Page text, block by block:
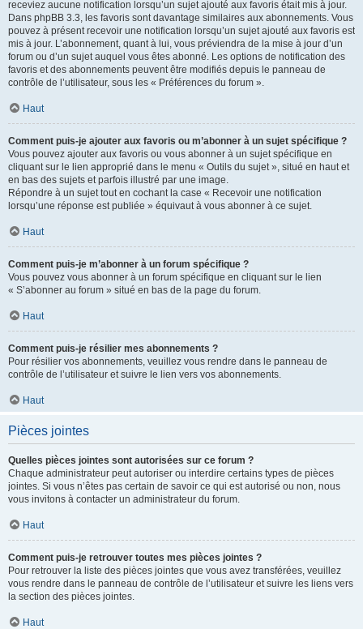
receviez aucune notification lorsqu’un sujet ajouté aux favoris était mis à jour.
Dans phpBB 3.3, les favoris sont davantage similaires aux abonnements. Vous
pouvez à présent recevoir une notification lorsqu’un sujet ajouté aux favoris est
mis à jour. L’abonnement, quant à lui, vous préviendra de la mise à jour d’un
forum ou d’un sujet auquel vous êtes abonné. Les options de notification des
favoris et des abonnements peuvent être modifiés depuis le panneau de
contrôle de l’utilisateur, sous les « Préférences du forum ».
Haut
Comment puis-je ajouter aux favoris ou m’abonner à un sujet spécifique ?
Vous pouvez ajouter aux favoris ou vous abonner à un sujet spécifique en
cliquant sur le lien approprié dans le menu « Outils du sujet », situé en haut et
en bas des sujets et parfois illustré par une image.
Répondre à un sujet tout en cochant la case « Recevoir une notification
lorsqu’une réponse est publiée » équivaut à vous abonner à ce sujet.
Haut
Comment puis-je m’abonner à un forum spécifique ?
Vous pouvez vous abonner à un forum spécifique en cliquant sur le lien
« S’abonner au forum » situé en bas de la page du forum.
Haut
Comment puis-je résilier mes abonnements ?
Pour résilier vos abonnements, veuillez vous rendre dans le panneau de
contrôle de l’utilisateur et suivre le lien vers vos abonnements.
Haut
Pièces jointes
Quelles pièces jointes sont autorisées sur ce forum ?
Chaque administrateur peut autoriser ou interdire certains types de pièces
jointes. Si vous n’êtes pas certain de savoir ce qui est autorisé ou non, nous
vous invitons à contacter un administrateur du forum.
Haut
Comment puis-je retrouver toutes mes pièces jointes ?
Pour retrouver la liste des pièces jointes que vous avez transférées, veuillez
vous rendre dans le panneau de contrôle de l’utilisateur et suivre les liens vers
la section des pièces jointes.
Haut